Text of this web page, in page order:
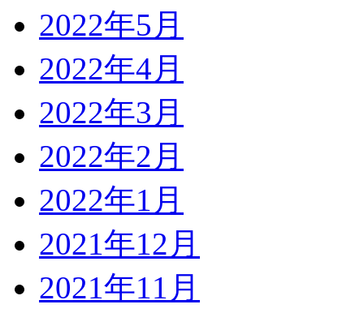
2022年5月
2022年4月
2022年3月
2022年2月
2022年1月
2021年12月
2021年11月